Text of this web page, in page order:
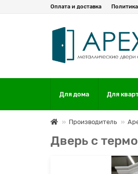
Оплата и доставка
Для дома Для
Производитель
Дверь с